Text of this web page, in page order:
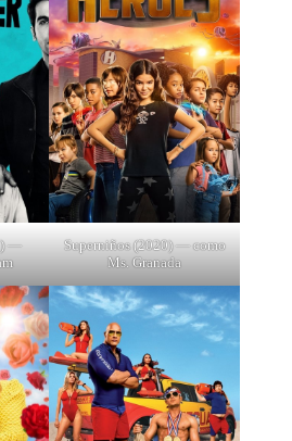
—
Superniños (2020) — como
Ms. Granada